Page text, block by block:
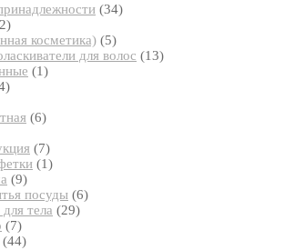
3434
22
товаракосметика) 55
товаров
для волос 1313
11
14
66
77
товаров
11
99
товаров
посуды 66
тела 2929
77
товаров
4444